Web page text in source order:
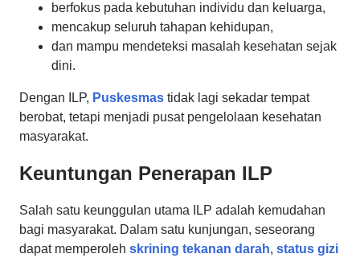
berfokus pada kebutuhan individu dan keluarga,
mencakup seluruh tahapan kehidupan,
dan mampu mendeteksi masalah kesehatan sejak
dini.
Dengan ILP, Puskesmas tidak lagi sekadar tempat
berobat, tetapi menjadi pusat pengelolaan kesehatan
masyarakat.
Keuntungan Penerapan ILP
Salah satu keunggulan utama ILP adalah kemudahan
bagi masyarakat. Dalam satu kunjungan, seseorang
dapat memperoleh skrining tekanan darah, status gizi